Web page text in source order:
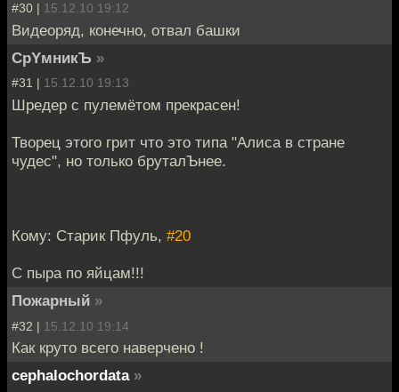
#30 | 15.12.10 19:12
Видеоряд, конечно, отвал башки
CpYмникЪ »
#31 | 15.12.10 19:13
Шредер с пулемётом прекрасен!
Творец этого грит что это типа "Алиса в стране
чудес", но только бруталЪнее.
Кому: Старик Пфуль, #20
С пыра по яйцам!!!
Пожарный »
#32 | 15.12.10 19:14
Как круто всего наверчено !
cephalochordata »